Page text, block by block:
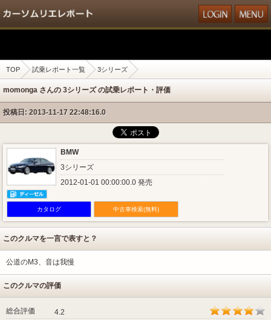
TOP 試乗レポート一覧 3シリーズ
momonga さんの 3シリーズ の試乗レポート・評価
投稿日: 2013-11-17 22:48:16.0
BMW
3シリーズ
2012-01-01 00:00:00.0 発売
カタログ 中古車検索(無料)
このクルマを一言で表すと？
公道のM3、音は我慢
このクルマの評価
総合評価
4.2